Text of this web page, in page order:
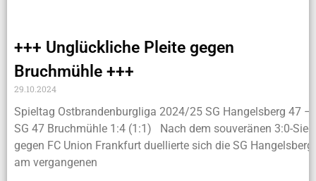
+++ Unglückliche Pleite gegen
Bruchmühle +++
29.10.2024
Spieltag Ostbrandenburgliga 2024/25 SG Hangelsberg 47 –
SG 47 Bruchmühle 1:4 (1:1) Nach dem souveränen 3:0-Sieg
gegen FC Union Frankfurt duellierte sich die SG Hangelsberg
am vergangenen